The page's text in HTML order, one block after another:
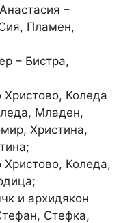
–
Пламен,
– Бистра,
Коледа
Младен,
Христина,
Коледа,
и архидякон
Стефка,